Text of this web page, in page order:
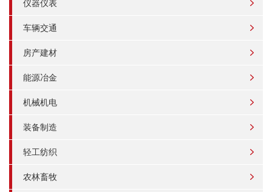
仪器仪表
车辆交通
房产建材
能源冶金
机械机电
装备制造
轻工纺织
农林畜牧